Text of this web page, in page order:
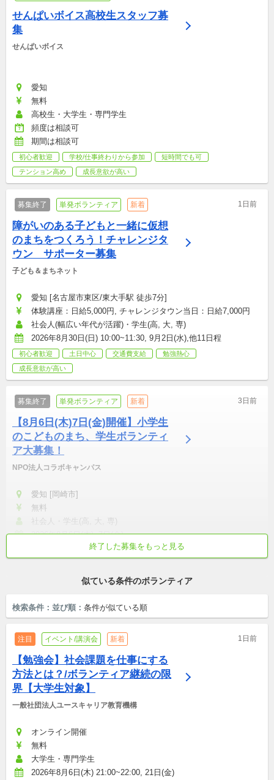
せんぱいボイス高校生スタッフ募
集
せんぱいボイス
愛知
無料
高校生・大学生・専門学生
頻度は相談可
期間は相談可
初心者歓迎 学校/仕事終わりから参加
短時間でも可
テンション高め
成長意欲が高い
募集終了 単発ボランティア 新着 1日前
障がいのある子どもと一緒に仮想
のまちをつくろう！チャレンジタ
ウン　サポーター募集
子ども＆まちネット
愛知 [名古屋市東区/東大手駅 徒歩7分]
体験講座：日給5,000円, チャレンジタウン当日：日給7,000円
社会人(幅広い年代が活躍)・学生(高, 大, 専)
2026年8月30日(日) 10:00~11:30, 9月2日(水),他11日程
初心者歓迎 土日中心 交通費支給
勉強熱心
成長意欲が高い
募集終了 単発ボランティア 新着 3日前
【8月6日(木)7日(金)開催】小学生
のこどものまち、学生ボランティ
ア大募集！
NPO法人コラボキャンパス
愛知 [岡崎市]
無料
社会人・学生(高, 大, 専)
2026年8月6日(木)~7日(金)
短時間でも可 成長意欲が高い
終了した募集をもっと見る
似ている条件のボランティア
検索条件： 並び順： 条件が似ている順
注目 イベント/講演会 新着 1日前
【勉強会】社会課題を仕事にする
方法とは？/ボランティア継続の限
界【大学生対象】
一般社団法人ユースキャリア教育機構
オンライン開催
無料
大学生・専門学生
2026年8月6日(木) 21:00~22:00, 21日(金)